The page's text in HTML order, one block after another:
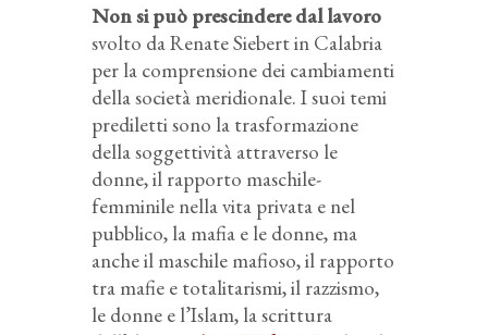
Non si può prescindere dal lavoro
svolto da Renate Siebert in Calabria
per la comprensione dei cambiamenti
della società meridionale. I suoi temi
prediletti sono la trasformazione
della soggettività attraverso le
donne, il rapporto maschile-
femminile nella vita privata e nel
pubblico, la mafia e le donne, ma
anche il maschile mafioso, il rapporto
tra mafie e totalitarismi, il razzismo,
le donne e l’Islam, la scrittura